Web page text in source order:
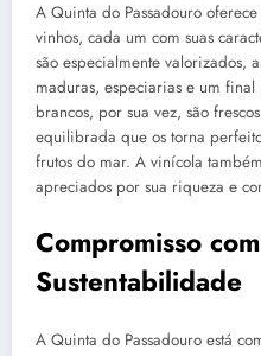
A Quinta do Passadouro
vinhos, cada um com suas
são especialmente valorizados,
maduras, especiarias e um
brancos, por sua vez, são
equilibrada que os torna
frutos do mar. A vinícola
apreciados por sua riqueza e
Compromisso
Sustentabilidade
A Quinta do Passadouro está